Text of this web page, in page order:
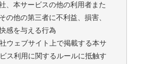
、本サービスの他の利用者また
の他の第三者に不利益、損害、
感を与える行為
ウェブサイト上で掲載する本サ
ス利用に関するルールに抵触す